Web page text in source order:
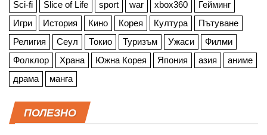
Sci-fi
Slice of Life sport war xbox360
Гейминг
Игри
История Кино Корея Култура
Пътуване
Религия
Сеул Токио Туризъм Ужаси
Филми
Фолклор
Храна Южна Корея Япония азия
аниме
драма
манга
ПОЛЕЗНО